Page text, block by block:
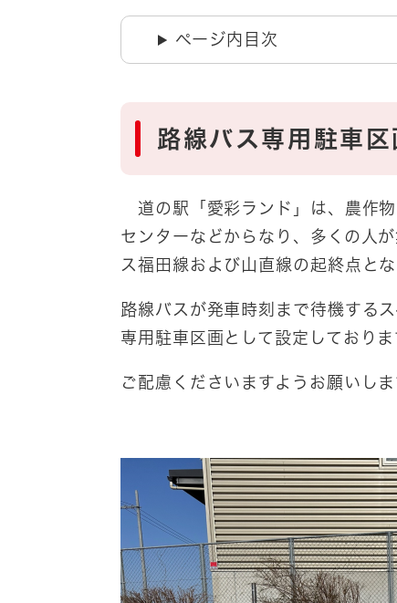
男女共同参画
地域コミュニテ
ページ内目次
路線バス専用駐車
道の駅「愛彩ランド」は、農作
センターなどからなり、多くの人
ス福田線および山直線の起終点と
路線バスが発車時刻まで待機する
専用駐車区画として設定しておりま
ご配慮くださいますようお願いしま